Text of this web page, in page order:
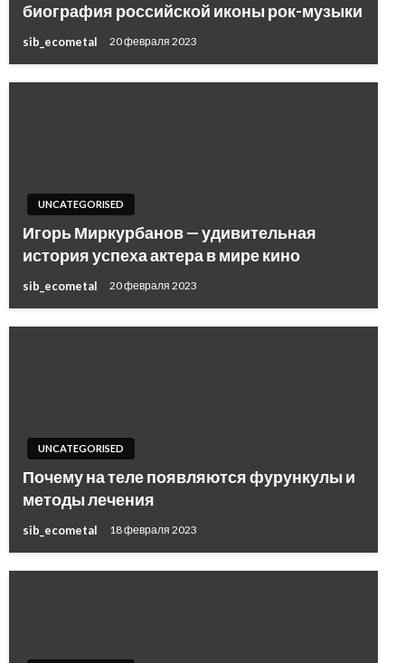
биография российской иконы рок-музыки
sib_ecometal 20 февраля 2023
UNCATEGORISED
Игорь Миркурбанов — удивительная
история успеха актера в мире кино
sib_ecometal 20 февраля 2023
UNCATEGORISED
Почему на теле появляются фурункулы и
методы лечения
sib_ecometal 18 февраля 2023